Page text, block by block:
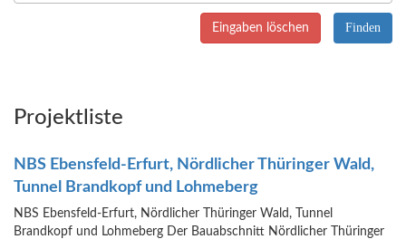
Eingaben löschen
Projektliste
NBS Ebensfeld-Erfurt, Nördlicher Thüringer Wald,
Tunnel Brandkopf und Lohmeberg
NBS Ebensfeld-Erfurt, Nördlicher Thüringer Wald, Tunnel
Brandkopf und Lohmeberg Der Bauabschnitt Nördlicher Thüringer